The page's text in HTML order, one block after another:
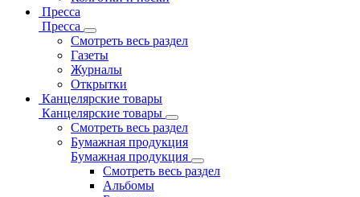
Пресса
Пресса
Смотреть весь раздел
Газеты
Журналы
Открытки
Канцелярские товары
Канцелярские товары
Смотреть весь раздел
Бумажная продукция
Бумажная продукция
Смотреть весь раздел
Альбомы